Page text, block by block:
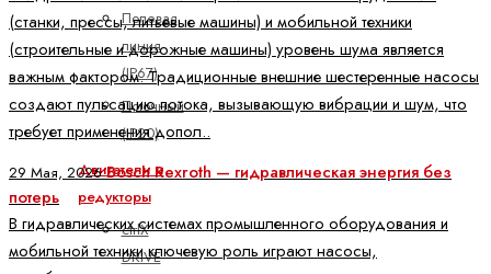
Полевая
линия
(IP67)
Поточный
(IP20)
Двигатели и
редукторы
ctrlX
DRIVE
(станки, прессы, литьевые машины) и мобильной техники
(строительные и дорожные машины) уровень шума является
важным фактором. Традиционные внешние шестеренные насосы
создают пульсацию потока, вызывающую вибрации и шум, что
требует применения допол..
29 Мая, 2026Bosch Rexroth — гидравлическая энергия без
потерь
В гидравлических системах промышленного оборудования и
мобильной техники ключевую роль играют насосы,